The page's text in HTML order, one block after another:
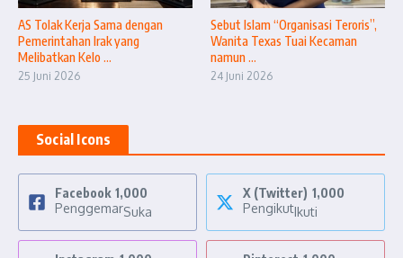
AS Tolak Kerja Sama dengan
Pemerintahan Irak yang
Melibatkan Kelo ...
25 Juni 2026
Sebut Islam “Organisasi Teroris”,
Wanita Texas Tuai Kecaman
namun ...
24 Juni 2026
Social Icons
Facebook 1,000
PenggemarSuka
X (Twitter) 1,000
PengikutIkuti